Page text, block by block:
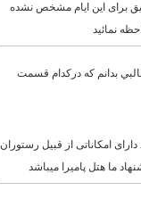
دقیق برای این ایام مشخص نشده
نمائید
پاميرا انتاليا مطالبي بدانم كه دركدام قسمت
میباشند و تا ساحل حدود 200 متر فاصله دارند دارای امکاناتی از قبیل رستوران
ما هتل پامیرا میباشد